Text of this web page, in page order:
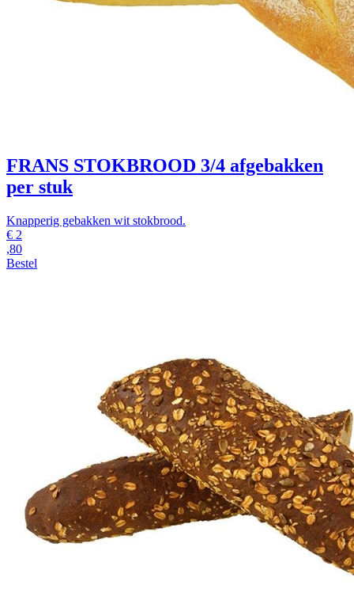
FRANS STOKBROOD 3/4 afgebakken
per stuk
Knapperig gebakken wit stokbrood.
€ 2
,80
Bestel